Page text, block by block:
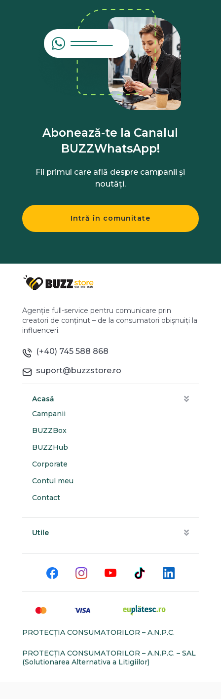
Abonează-te la Canalul
BUZZWhatsApp!
Fii primul care află despre campanii și
noutăți.
Intră în comunitate
Agenție full-service pentru comunicare prin
creatori de conținut – de la consumatori obișnuiți la
influenceri.
(+40) 745 588 868
suport@buzzstore.ro
Acasă
Campanii
BUZZBox
BUZZHub
Corporate
Contul meu
Contact
Utile
PROTECŢIA CONSUMATORILOR – A.N.P.C.
PROTECŢIA CONSUMATORILOR – A.N.P.C. – SAL
(Solutionarea Alternativa a Litigiilor)